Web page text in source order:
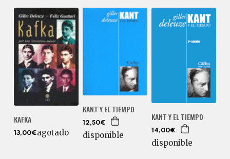
KAFKA
13,00€agotado
KANT Y EL TIEMPO
12,50€
disponible
KANT Y EL TIEMPO
14,00€
disponible